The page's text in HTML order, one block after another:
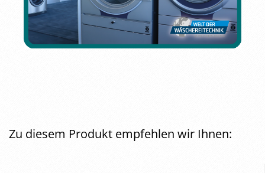
Zu diesem Produkt empfehlen wir Ihnen: